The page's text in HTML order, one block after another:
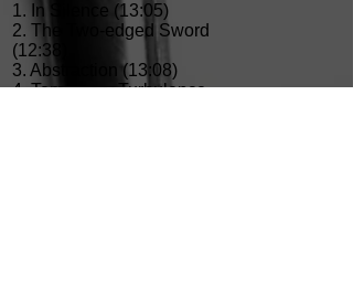
1. In Silence (13:05)
2. The Two-edged Sword
(12:38)
3. Abstraction (13:08)
4. Temporary Turbulence